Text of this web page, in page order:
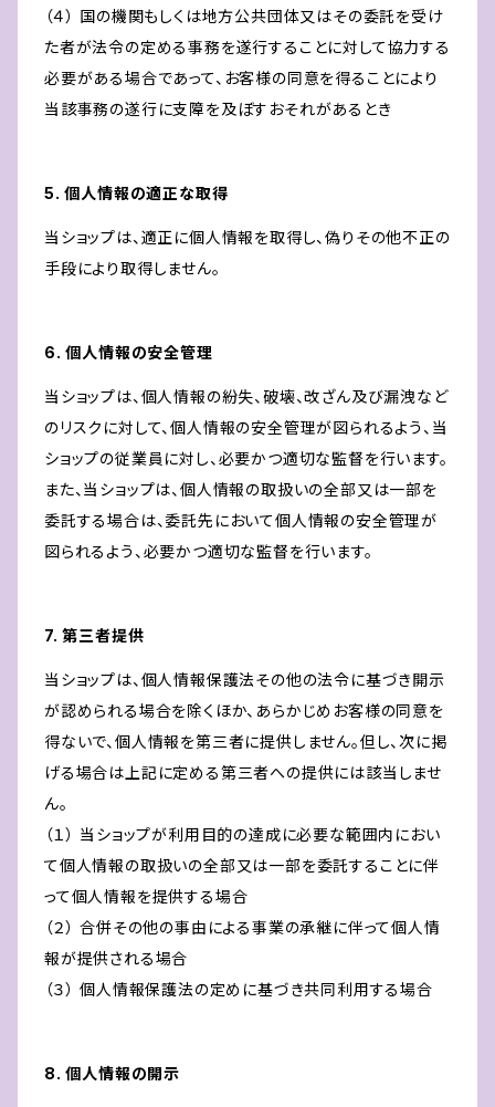
（４） 国の機関もしくは地方公共団体又はその委託を受け
た者が法令の定める事務を遂行することに対して協力する
必要がある場合であって、お客様の同意を得ることにより
当該事務の遂行に支障を及ぼすおそれがあるとき
5. 個人情報の適正な取得
当ショップは、適正に個人情報を取得し、偽りその他不正の
手段により取得しません。
6. 個人情報の安全管理
当ショップは、個人情報の紛失、破壊、改ざん及び漏洩など
のリスクに対して、個人情報の安全管理が図られるよう、当
ショップの従業員に対し、必要かつ適切な監督を行います。
また、当ショップは、個人情報の取扱いの全部又は一部を
委託する場合は、委託先において個人情報の安全管理が
図られるよう、必要かつ適切な監督を行います。
7. 第三者提供
当ショップは、個人情報保護法その他の法令に基づき開示
が認められる場合を除くほか、あらかじめお客様の同意を
得ないで、個人情報を第三者に提供しません。但し、次に掲
げる場合は上記に定める第三者への提供には該当しませ
ん。
（１） 当ショップが利用目的の達成に必要な範囲内におい
て個人情報の取扱いの全部又は一部を委託することに伴
って個人情報を提供する場合
（２） 合併その他の事由による事業の承継に伴って個人情
報が提供される場合
（３） 個人情報保護法の定めに基づき共同利用する場合
8. 個人情報の開示